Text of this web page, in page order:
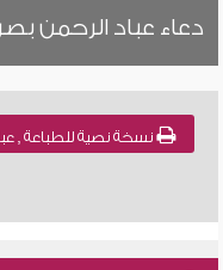
دعاء عباد